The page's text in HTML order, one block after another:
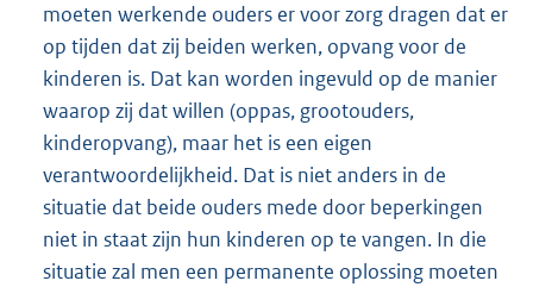
moeten werkende ouders er voor zorg dragen dat er
op tijden dat zij beiden werken, opvang voor de
kinderen is. Dat kan worden ingevuld op de manier
waarop zij dat willen (oppas, grootouders,
kinderopvang), maar het is een eigen
verantwoordelijkheid. Dat is niet anders in de
situatie dat beide ouders mede door beperkingen
niet in staat zijn hun kinderen op te vangen. In die
situatie zal men een permanente oplossing moeten